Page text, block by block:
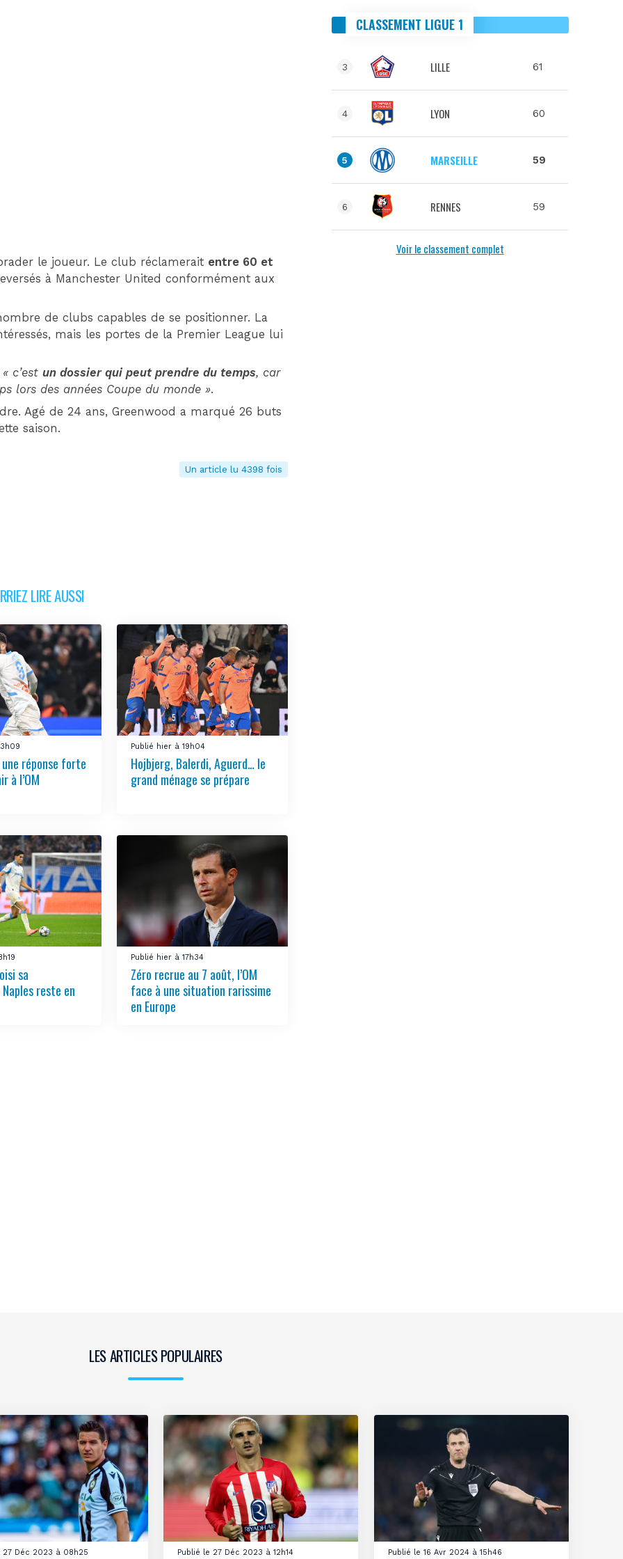
le joueur. Le club réclamerait entre 60 et
à Manchester United conformément aux
de clubs capables de se positionner. La
mais les portes de la Premier League lui
« c’estun dossier qui peut prendre du temps, car
lors des années Coupe du monde ».
Agé de 24 ans, Greenwood a marqué 26 buts
saison.
Un article lu 4398 fois
LIRE AUSSI
réponse forte
à l’OM
Publié hier à 19h04
Hojbjerg, Balerdi, Aguerd… le
grand ménage se prépare
sa
reste en
Publié hier à 17h34
Zéro recrue au 7 août, l’OM
face à une situation rarissime
en Europe
CLASSEMENT LIGUE 1
3 LILLE 61
4 LYON 60
5 MARSEILLE 59
6 RENNES 59
Voir le classement complet
LES ARTICLES POPULAIRES
27 Déc 2023 à 08h25 Publié le 27 Déc 2023 à 12h14 Publié le 16 Avr 2024 à 15h46